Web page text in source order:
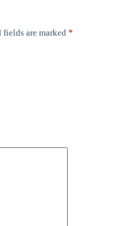
fields are marked *